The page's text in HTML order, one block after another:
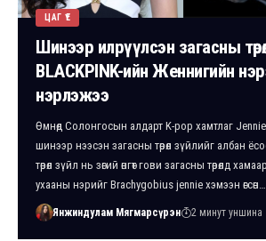
ЦАГ ҮЕ
Шинээр илрүүлсэн загасны
BLACKPINK-ийн Женнигийн
нэрлэжээ
Өмнөд Солонгосын алдарт K-pop хамтлаг
шинээр нээсэн загасны төрөл зүйлийг албан
төрөл зүйл нь зөгий өнгөт гови загасны төрөлд
ухааны нэрийг Brachygobius jennie хэмээн өгсөн…
Янжиндулам Мягмарсүрэн 2 минут уншина